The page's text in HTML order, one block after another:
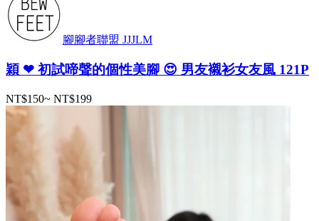
腳腳者聯盟 JJJLM
穎 ❤ 初試啼聲的個性美腳 😍 男友襯衫女友風 121P
NT$150~ NT$199